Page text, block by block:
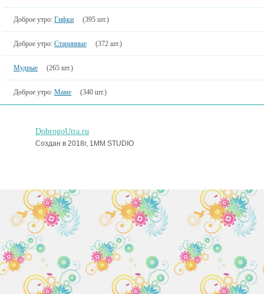
Доброе утро: Гифки (395 шт.)
Доброе утро: Старинные (372 шт.)
Мудрые (265 шт.)
Доброе утро: Маме (340 шт.)
DobrogoUtra.ru
Создан в 2018г, 1MM STUDIO